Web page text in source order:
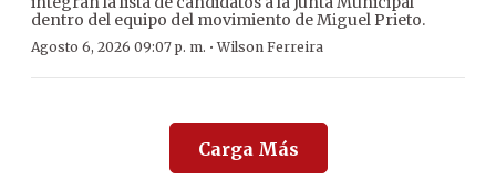
dentro del equipo del movimiento de Miguel Prieto.
Agosto 6, 2026 09:07 p. m. ·Wilson Ferreira
Carga Más